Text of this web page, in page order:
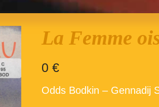
La Femme
0€
Odds Bodkin – Gennadij